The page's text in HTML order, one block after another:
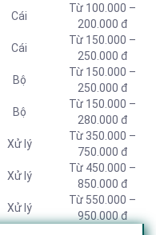
Cái
Từ 100.000 –
200.000 đ
Cái
Từ 150.000 –
250.000 đ
Bộ
Từ 150.000 –
250.000 đ
Bộ
Từ 150.000 –
280.000 đ
Xử lý
Từ 350.000 –
750.000 đ
Xử lý
Từ 450.000 –
850.000 đ
Xử lý
Từ 550.000 –
950.000 đ